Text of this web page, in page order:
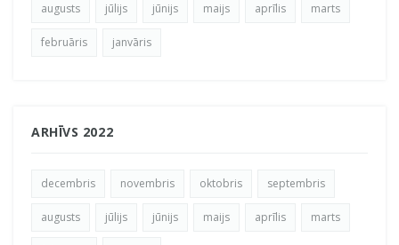
augusts jūlijs jūnijs maijs aprīlis marts
februāris janvāris
ARHĪVS 2022
decembris novembris oktobris septembris
augusts jūlijs jūnijs maijs aprīlis marts